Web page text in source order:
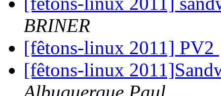
BRINER
[fêtons-linux 2011] PV2
[fêtons-linux